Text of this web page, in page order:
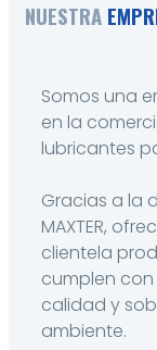
NUESTRA
Somos una
en la
lubricantes
Gracias a la
MAXTER,
clientela
cumplen
calidad y
ambiente.